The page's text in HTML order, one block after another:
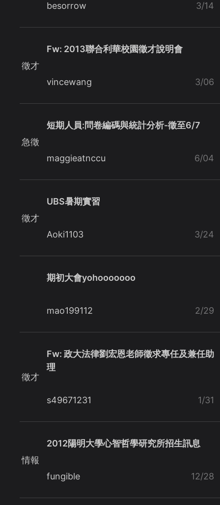
besorrow 3/14
徵才
Fw: 2013聯合利華校園徵才說明會
vincewang 3/06
急徵
短期人員:問卷編碼與統計分析-徵至6/7
maggieatnccu 6/04
徵才
UBS暑期實習
Aoki1103 3/24
期初大會yohooooooo
mao199112 2/29
徵才
Fw: 政大法律劉宏恩老師徵求專任及兼任助
理
s49671231 1/31
情報
2012陽明大學心智哲學研究所招生訊息
fungible 12/28